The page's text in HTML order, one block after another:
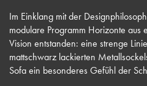
Im Einklang mit der
modulare Programm Horizonte aus
Vision entstanden: eine strenge
mattschwarz lackierten
Sofa ein besonderes Gefühl der